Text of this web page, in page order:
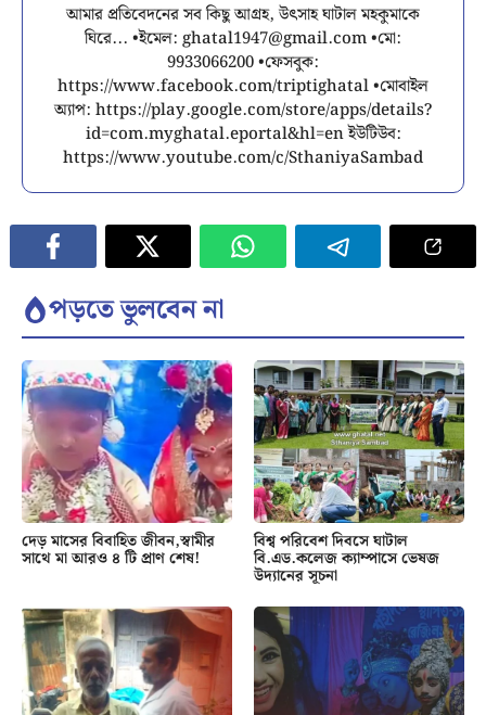
আমার প্রতিবেদনের সব কিছু আগ্রহ, উৎসাহ ঘাটাল মহকুমাকে
ঘিরে... •ইমেল: ghatal1947@gmail.com•মো:
9933066200 •ফেসবুক:
https://www.facebook.com/triptighatal •মোবাইল
অ্যাপ: https://play.google.com/store/apps/details?
id=com.myghatal.eportal&hl=en ইউটিউব:
https://www.youtube.com/c/SthaniyaSambad
পড়তে ভুলবেন না
দেড় মাসের বিবাহিত জীবন,স্বামীর
সাথে মা আরও ৪ টি প্রাণ শেষ!
বিশ্ব পরিবেশ দিবসে ঘাটাল
বি.এড.কলেজ ক্যাম্পাসে ভেষজ
উদ্যানের সূচনা